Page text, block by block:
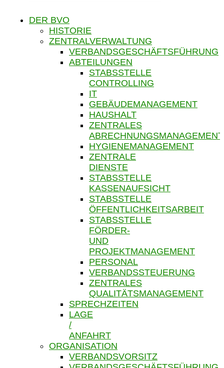
DER BVO
HISTORIE
ZENTRALVERWALTUNG
VERBANDSGESCHÄFTSFÜHRUNG
ABTEILUNGEN
STABSSTELLE
CONTROLLING
IT
GEBÄUDEMANAGEMENT
HAUSHALT
ZENTRALES
ABRECHNUNGSMANAGEMENT
HYGIENEMANAGEMENT
ZENTRALE
DIENSTE
STABSSTELLE
KASSENAUFSICHT
STABSSTELLE
ÖFFENTLICHKEITSARBEIT
STABSSTELLE
FÖRDER-
UND
PROJEKTMANAGEMENT
PERSONAL
VERBANDSSTEUERUNG
ZENTRALES
QUALITÄTSMANAGEMENT
SPRECHZEITEN
LAGE
/
ANFAHRT
ORGANISATION
VERBANDSVORSITZ